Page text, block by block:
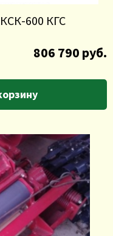
600 КГС
806 790 руб.